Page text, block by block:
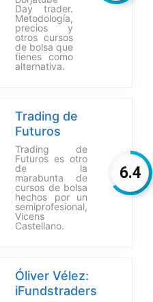
Day trader.
Metodología,
precios y
otros cursos
de bolsa que
tienes como
alternativa.
Trading de
Futuros
Trading de
Futuros es otro
de la
marabunta de
cursos de bolsa
hechos por un
semiprofesional,
Vicens
Castellano.
6.4
Óliver Vélez:
iFundstraders